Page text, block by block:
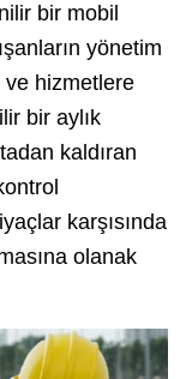
bir mobil
yönetim
hizmetlere
bir aylık
kaldıran
karşısında
olanak